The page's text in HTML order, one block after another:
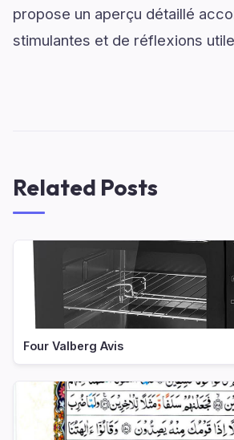
propose un aperçu détaillé
stimulantes et de réflexions
Related Posts
Four Valberg Avis